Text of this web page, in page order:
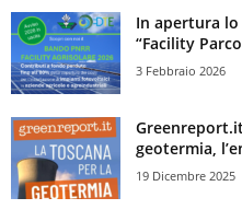
In apertura lo
“Facility
3 Febbraio 2026
geotermia,
19 Dicembre 2025